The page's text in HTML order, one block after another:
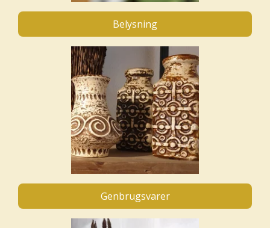
Belysning
Genbrugsvarer